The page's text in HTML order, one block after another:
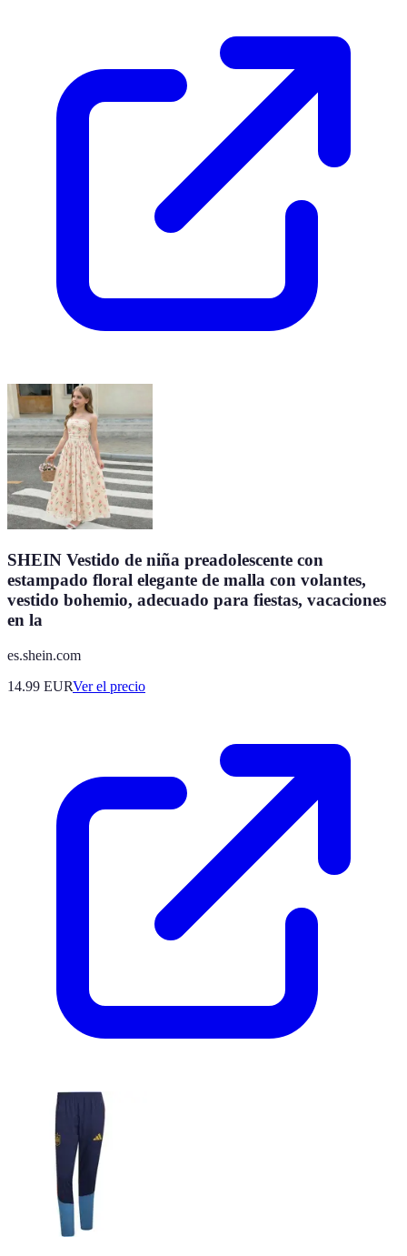
SHEIN Vestido de niña preadolescente con
estampado floral elegante de malla con volantes,
vestido bohemio, adecuado para fiestas, vacaciones
en la
es.shein.com
14.99 EURVer el precio